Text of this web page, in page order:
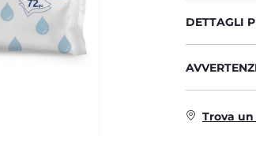
DETTAGLI
Trova